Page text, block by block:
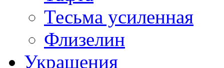
Тесьма усиленная
Флизелин
Украшения